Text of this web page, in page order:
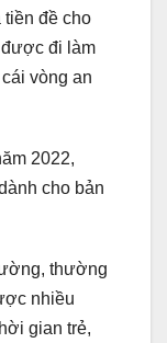
đề cho
đi làm
vòng an
2022,
cho bản
thường
nhiều
gian trẻ,